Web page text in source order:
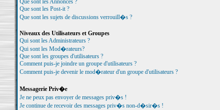
Que sont les Annonces ?
Que sont les Post-it ?
Que sont les sujets de discussions verrouill�s ?
Niveaux des Utilisateurs et Groupes
Qui sont les Administrateurs ?
Qui sont les Mod�rateurs?
Que sont les groupes d'utilisateurs ?
Comment puis-je joindre un groupe d'utilisateurs ?
Comment puis-je devenir le mod�rateur d'un groupe d'utilisateurs ?
Messagerie Priv�e
Je ne peux pas envoyer de messages priv�s !
Je continue de recevoir des messages priv�s non-d�sir�s !